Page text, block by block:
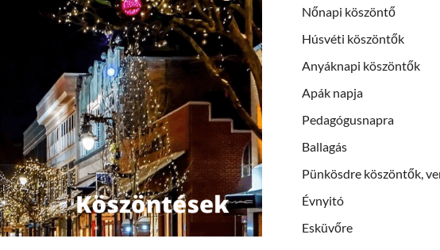
Nőnapi köszöntő
Húsvéti köszöntők
Anyáknapi köszöntők
Apák napja
Pedagógusnapra
Ballagás
Pünkösdre köszöntők,
Évnyitó
Esküvőre